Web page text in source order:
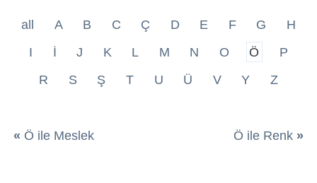
all A B C Ç D E F G
H
I
İ J K L M N O Ö
P
R
S Ş T U Ü V Y Z
« Ö ile Meslek Ö ile Renk »